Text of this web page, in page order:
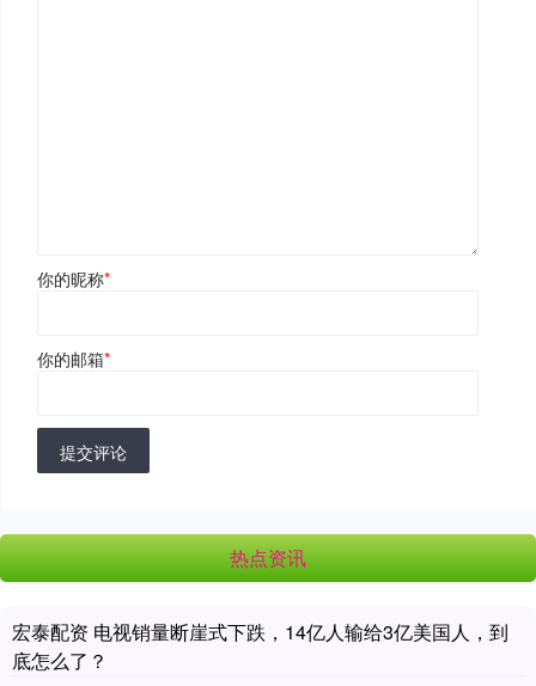
你的昵称*
你的邮箱*
提交评论
热点资讯
宏泰配资 电视销量断崖式下跌，14亿人输给3亿美国人，到
底怎么了？